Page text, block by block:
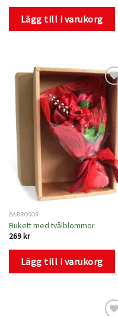
Lägg till i varukorg
till i
önskelistan
BADROSOR
Bukett med tvålblommor
269 kr
Lägg till i varukorg